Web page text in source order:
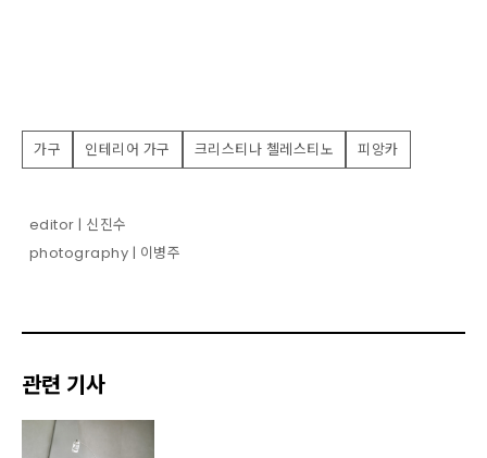
가구 인테리어 가구 크리스티나 첼레스티노 피앙카
editor | 신진수
photography | 이병주
관련 기사